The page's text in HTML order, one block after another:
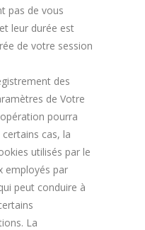
pas de vous
leur durée est
de votre session
des
de Votre
pourra
cas, la
utilisés par le
employés par
peut conduire à
La